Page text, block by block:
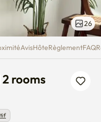
26
AvisHôteRèglementFAQ
rooms